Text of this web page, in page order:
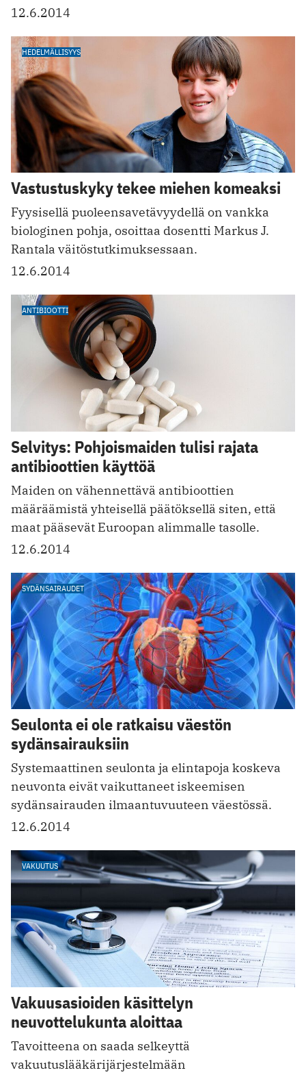
12.6.2014
HEDELMÄLLISYYS
Vastustuskyky tekee miehen komeaksi
Fyysisellä puoleensavetävyydellä on vankka
biologinen pohja, osoittaa dosentti Markus J.
Rantala väitöstutkimuksessaan.
12.6.2014
ANTIBIOOTTI
Selvitys: Pohjoismaiden tulisi rajata
antibioottien käyttöä
Maiden on vähennettävä antibioottien
määräämistä yhteisellä päätöksellä siten, että
maat pääsevät Euroopan alimmalle tasolle.
12.6.2014
SYDÄNSAIRAUDET
Seulonta ei ole ratkaisu väestön
sydänsairauksiin
Systemaattinen seulonta ja elintapoja koskeva
neuvonta eivät vaikuttaneet iskeemisen
sydänsairauden ilmaantuvuuteen väestössä.
12.6.2014
VAKUUTUS
Vakuusasioiden käsittelyn
neuvottelukunta aloittaa
Tavoitteena on saada selkeyttä
vakuutuslääkärijärjestelmään